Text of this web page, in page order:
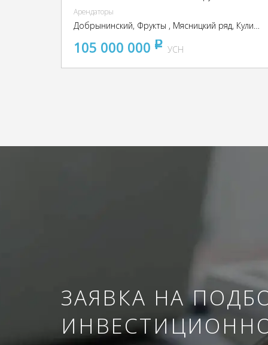
Арендаторы
Добрынинский, Фрукты , Мясницкий ряд, Кулинария
105 000 000 pуб
УСН
ЗАЯВКА НА